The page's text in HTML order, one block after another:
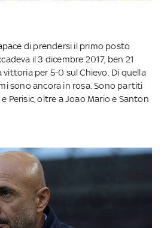
di prendersi il primo posto
il 3 dicembre 2017, ben 21
vittoria per 5-0 sul Chievo. Di quella
sono ancora in rosa. Sono partiti
Perisic, oltre a Joao Mario e Santon